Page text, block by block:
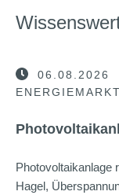
06.08.2026
ENERGIEMARKT
Photovoltaikanlage
Hagel,